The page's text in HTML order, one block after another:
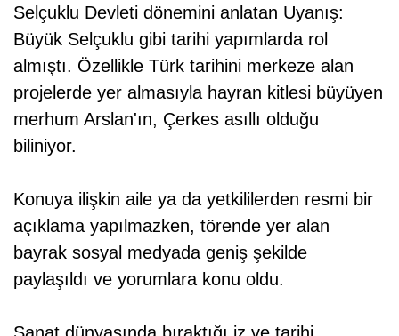
Selçuklu Devleti dönemini anlatan Uyanış:
Büyük Selçuklu gibi tarihi yapımlarda rol
almıştı. Özellikle Türk tarihini merkeze alan
projelerde yer almasıyla hayran kitlesi büyüyen
merhum Arslan'ın, Çerkes asıllı olduğu
biliniyor.
Konuya ilişkin aile ya da yetkililerden resmi bir
açıklama yapılmazken, törende yer alan
bayrak sosyal medyada geniş şekilde
paylaşıldı ve yorumlara konu oldu.